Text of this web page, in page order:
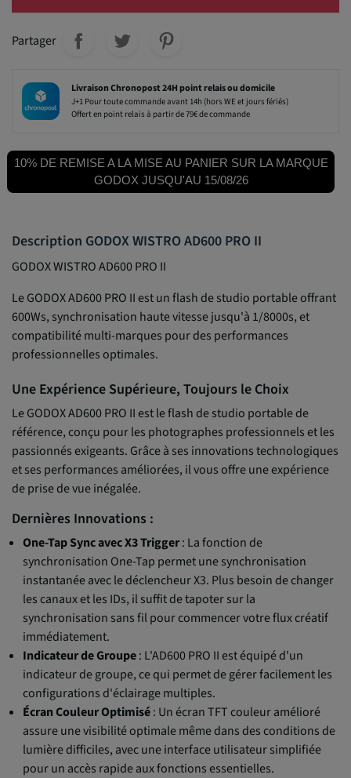
Partager
Livraison Chronopost 24H point relais ou domicile
J+1 Pour toute commande avant 14h (hors WE et jours fériés)
Offert en point relais à partir de 79€ de commande
10% DE REMISE A LA MISE AU PANIER SUR LA MARQUE
GODOX JUSQU'AU 15/08/26
Description GODOX WISTRO AD600 PRO II
GODOX WISTRO AD600 PRO II
Le GODOX AD600 PRO II est un flash de studio portable offrant
600Ws, synchronisation haute vitesse jusqu'à 1/8000s, et
compatibilité multi-marques pour des performances
professionnelles optimales.
Une Expérience Supérieure, Toujours le Choix
Le GODOX AD600 PRO II est le flash de studio portable de
référence, conçu pour les photographes professionnels et les
passionnés exigeants. Grâce à ses innovations technologiques
et ses performances améliorées, il vous offre une expérience
de prise de vue inégalée.
Dernières Innovations :
One-Tap Sync avec X3 Trigger: La fonction de
synchronisation One-Tap permet une synchronisation
instantanée avec le déclencheur X3. Plus besoin de changer
les canaux et les IDs, il suffit de tapoter sur la
synchronisation sans fil pour commencer votre flux créatif
immédiatement.
Indicateur de Groupe: L'AD600 PRO II est équipé d'un
indicateur de groupe, ce qui permet de gérer facilement les
configurations d'éclairage multiples.
Écran Couleur Optimisé: Un écran TFT couleur amélioré
assure une visibilité optimale même dans des conditions de
lumière difficiles, avec une interface utilisateur simplifiée
pour un accès rapide aux fonctions essentielles.